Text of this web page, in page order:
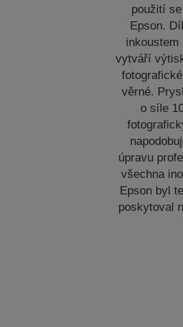
použití
Epson.
inkoustem
vytváří
věrné.
o síle
úpravu
všechna
Epson byl
poskytoval